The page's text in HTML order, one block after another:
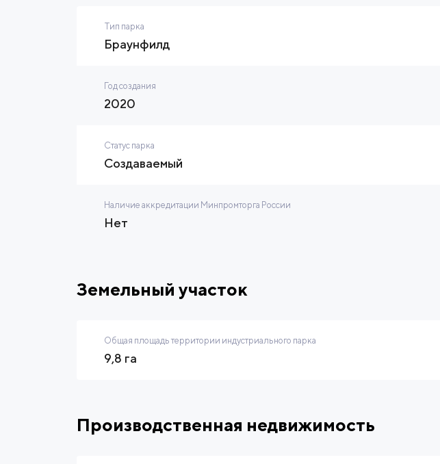
Тип парка
Браунфилд
Год создания
2020
Статус парка
Создаваемый
Наличие аккредитации Минпромторга России
Нет
Земельный участок
Общая площадь территории индустриального парка
9,8 га
Производственная недвижимость